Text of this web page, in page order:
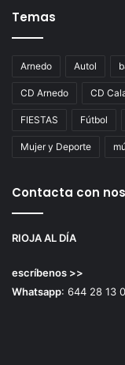
Temas
Arnedo Autol
CD Arnedo CD
FIESTAS Fútbol
Mujer y Deporte
Contacta con
RIOJA AL DÍA
escríbenos >>
Whatsapp: 644 28 13